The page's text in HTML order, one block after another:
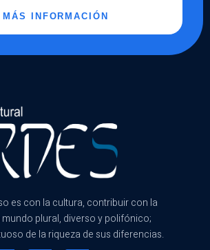
MÁS INFORMACIÓN
es con la cultura, contribuir con la
plural, diverso y polifónico;
de la riqueza de sus diferencias.